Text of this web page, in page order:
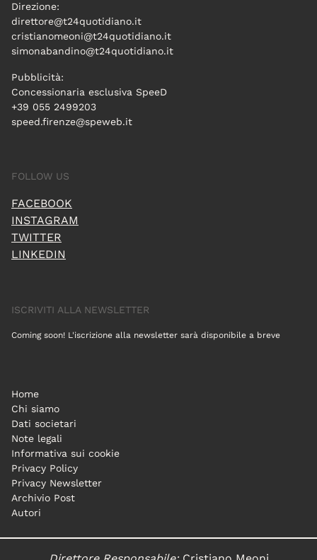
Direzione:
direttore@t24quotidiano.it
cristianomeoni@t24quotidiano.it
simonabandino@t24quotidiano.it
Pubblicità:
Concessionaria esclusiva SpeeD
+39 055 2499203
speed.firenze@speweb.it
FOLLOW US
FACEBOOK
INSTAGRAM
TWITTER
LINKEDIN
ISCRIVITI ALLA NEWSLETTER
Coming soon! L'iscrizione alla newsletter sarà disponibile a breve
Home
Chi siamo
Dati societari
Note legali
Informativa sui cookie
Privacy Policy
Privacy Newsletter
Archivio Post
Autori